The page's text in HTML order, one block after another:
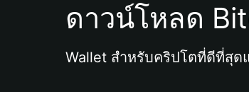
ดาวน์โหลด
Wallet สำหรับคริปโตที่ดีที่สุด